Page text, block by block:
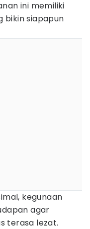
ini memiliki
bikin siapapun
kegunaan
agar
terasa lezat.